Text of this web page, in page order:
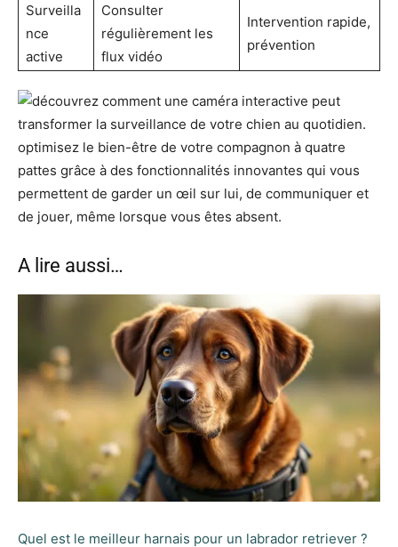
Surveilla
nce
active
Consulter
régulièrement les
flux vidéo
Intervention rapide,
prévention
A lire aussi…
Quel est le meilleur harnais pour un labrador retriever ?